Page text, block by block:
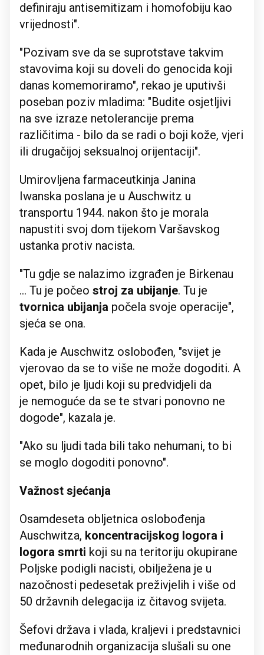
definiraju antisemitizam i homofobiju kao
vrijednosti".
"Pozivam sve da se suprotstave takvim
stavovima koji su doveli do genocida koji
danas komemoriramo", rekao je uputivši
poseban poziv mladima: "Budite osjetljivi
na sve izraze netolerancije prema
različitima - bilo da se radi o boji kože, vjeri
ili drugačijoj seksualnoj orijentaciji".
Umirovljena farmaceutkinja Janina
Iwanska poslana je u Auschwitz u
transportu 1944. nakon što je morala
napustiti svoj dom tijekom Varšavskog
ustanka protiv nacista.
"Tu gdje se nalazimo izgrađen je Birkenau
... Tu je počeo stroj za ubijanje. Tu je
tvornica ubijanja počela svoje operacije",
sjeća se ona.
Kada je Auschwitz oslobođen, "svijet je
vjerovao da se to više ne može dogoditi. A
opet, bilo je ljudi koji su predvidjeli da
je nemoguće da se te stvari ponovno ne
dogode", kazala je.
"Ako su ljudi tada bili tako nehumani, to bi
se moglo dogoditi ponovno".
Važnost sjećanja
Osamdeseta obljetnica oslobođenja
Auschwitza, koncentracijskog logora i
logora smrti koji su na teritoriju okupirane
Poljske podigli nacisti, obilježena je u
nazočnosti pedesetak preživjelih i više od
50 državnih delegacija iz čitavog svijeta.
Šefovi država i vlada, kraljevi i predstavnici
međunarodnih organizacija slušali su one